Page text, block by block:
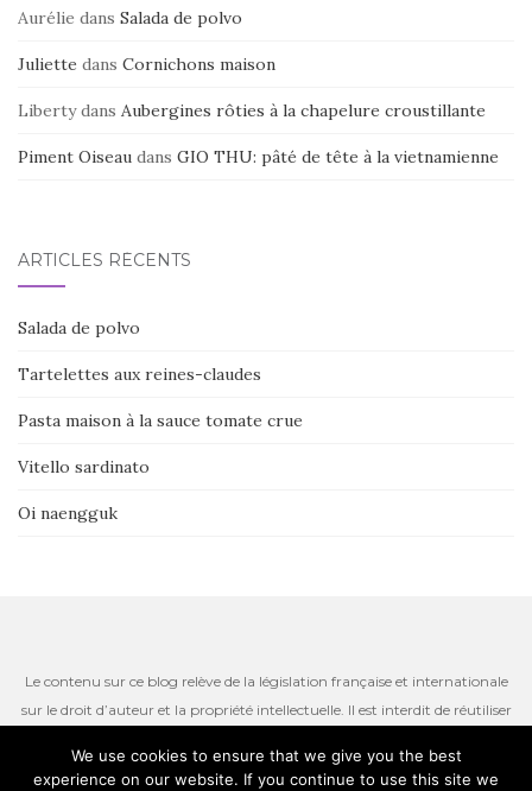
Aurélie dans Salada de polvo
Juliette dans Cornichons maison
Libertydans Aubergines rôties à la chapelure croustillante
Piment Oiseau dans GIO THU: pâté de tête à la vietnamienne
ARTICLES RÉCENTS
Salada de polvo
Tartelettes aux reines-claudes
Pasta maison à la sauce tomate crue
Vitello sardinato
Oi naengguk
Le contenu sur ce blog relève de la législation française et internationale
sur le droit d’auteur et la propriété intellectuelle. Il est interdit de réutiliser
autres ressources iconographiques qui restent la propriété de l’auteur.
We use cookies to ensure that we give you the best
experience on our website. If you continue to use this site we